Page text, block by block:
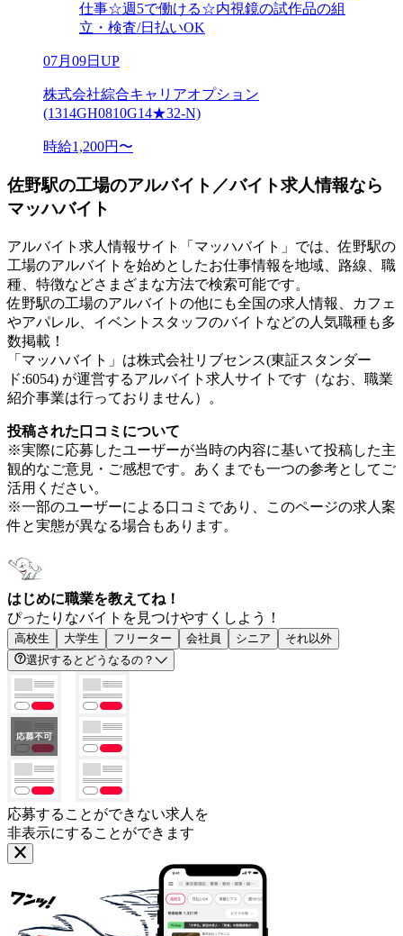
仕事☆週5で働ける☆内視鏡の試作品の組
立・検査/日払いOK
07月09日UP
株式会社綜合キャリアオプション
(1314GH0810G14★32-N)
時給1,200円〜
佐野駅の工場のアルバイト／バイト求人情報なら
マッハバイト
アルバイト求人情報サイト「マッハバイト」では、佐野駅の
工場のアルバイトを始めとしたお仕事情報を地域、路線、職
種、特徴などさまざまな方法で検索可能です。
佐野駅の工場のアルバイトの他にも全国の求人情報、カフェ
やアパレル、イベントスタッフのバイトなどの人気職種も多
数掲載！
「マッハバイト」は株式会社リブセンス(東証スタンダー
ド:6054) が運営するアルバイト求人サイトです（なお、職業
紹介事業は行っておりません）。
投稿された口コミについて
※実際に応募したユーザーが当時の内容に基いて投稿した主
観的なご意見・ご感想です。あくまでも一つの参考としてご
活用ください。
※一部のユーザーによる口コミであり、このページの求人案
件と実態が異なる場合もあります。
はじめに職業を教えてね！
ぴったりなバイトを見つけやすくしよう！
高校生 大学生 フリーター 会社員 シニア
それ以外
選択するとどうなるの？
応募することができない求人を
非表示にすることができます